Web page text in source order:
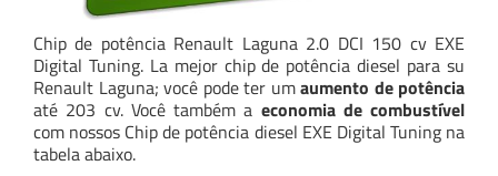
Chip de potência Renault Laguna 2.0 DCI 150 cv EXE
Digital Tuning. La mejor chip de potência diesel para su
Renault Laguna; você pode ter umaumento de potência
até 203 cv. Você também a economia de combustível
com nossos Chip de potência diesel EXE Digital Tuning na
tabela abaixo.